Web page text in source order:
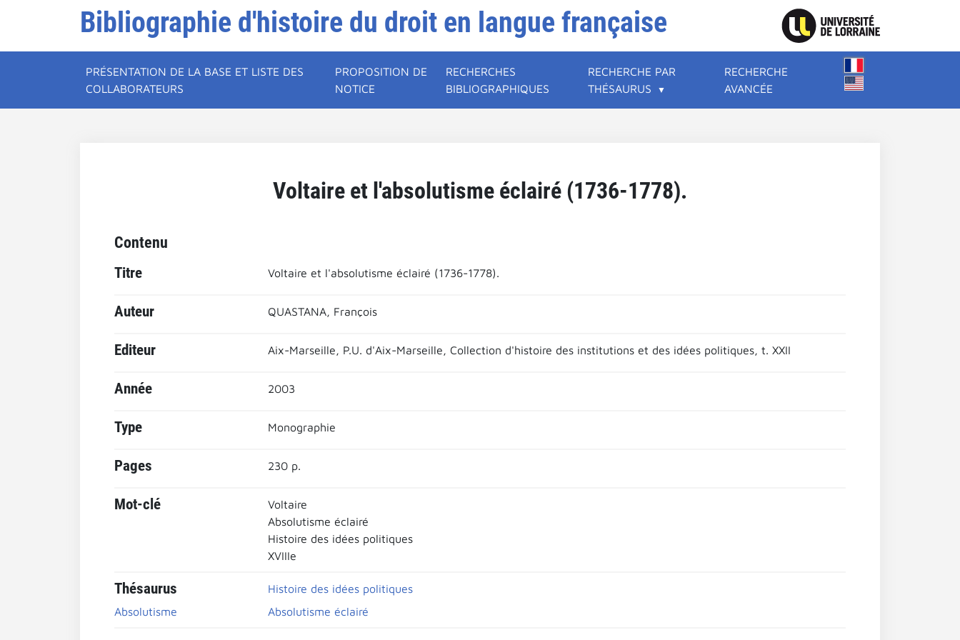
Bibliographie d'histoire du droit en langue française
PRÉSENTATION DE LA BASE ET LISTE DES
COLLABORATEURS
PROPOSITION DE
NOTICE
RECHERCHES
BIBLIOGRAPHIQUES
RECHERCHE PAR
THÉSAURUS
RECHERCHE
AVANCÉE
Voltaire et l'absolutisme éclairé (1736-1778).
Contenu
Titre Voltaire et l'absolutisme éclairé (1736-1778).
Auteur QUASTANA, François
Editeur Aix-Marseille, P.U. d'Aix-Marseille, Collection d'histoire des institutions et des idées politiques, t. XXII
Année 2003
Type Monographie
Pages 230 p.
Mot-clé
Voltaire
Absolutisme éclairé
Histoire des idées politiques
XVIIIe
Thésaurus
Histoire des idées politiques
Absolutisme
Absolutisme éclairé